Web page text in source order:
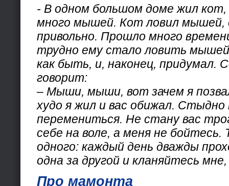
- В одном большом доме жил
много мышей. Кот ловил мышей,
привольно. Прошло много
трудно ему стало ловить
как быть, и, наконец, придумал.
говорит:
– Мыши, мыши, вот зачем я
худо я жил и вас обижал. Стыдно
перемениться. Не стану вас
себе на воле, а меня не бойтесь.
одного: каждый день дважды
одна за другой и кланяйтесь
Про мамонта